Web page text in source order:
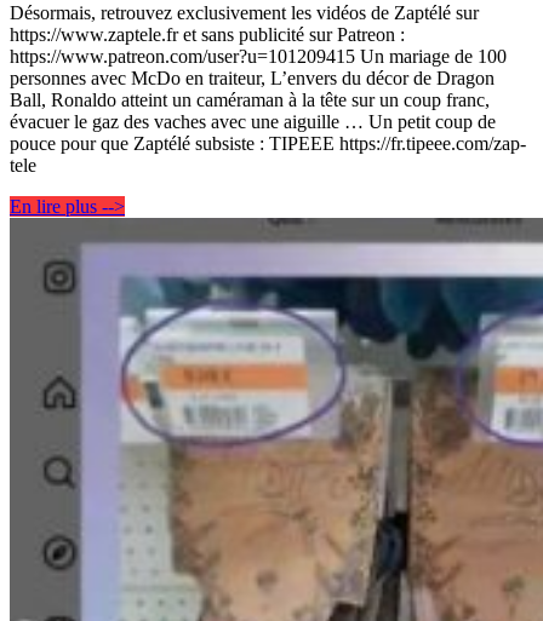
Désormais, retrouvez exclusivement les vidéos de Zaptélé sur
https://www.zaptele.fr et sans publicité sur Patreon :
https://www.patreon.com/user?u=101209415 Un mariage de 100
personnes avec McDo en traiteur, L’envers du décor de Dragon
Ball, Ronaldo atteint un caméraman à la tête sur un coup franc,
évacuer le gaz des vaches avec une aiguille … Un petit coup de
pouce pour que Zaptélé subsiste : TIPEEE https://fr.tipeee.com/zap-
tele
En lire plus -->